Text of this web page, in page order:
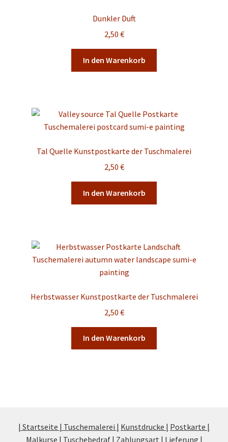
Dunkler Duft
2,50 €
In den Warenkorb
Tal Quelle Kunstpostkarte der Tuschmalerei
2,50 €
In den Warenkorb
Herbstwasser Kunstpostkarte der Tuschmalerei
2,50 €
In den Warenkorb
| Startseite | Tuschemalerei | Kunstdrucke | Postkarte |
Malkurse | Tuschebedraf | Zahlungsart | Lieferung |